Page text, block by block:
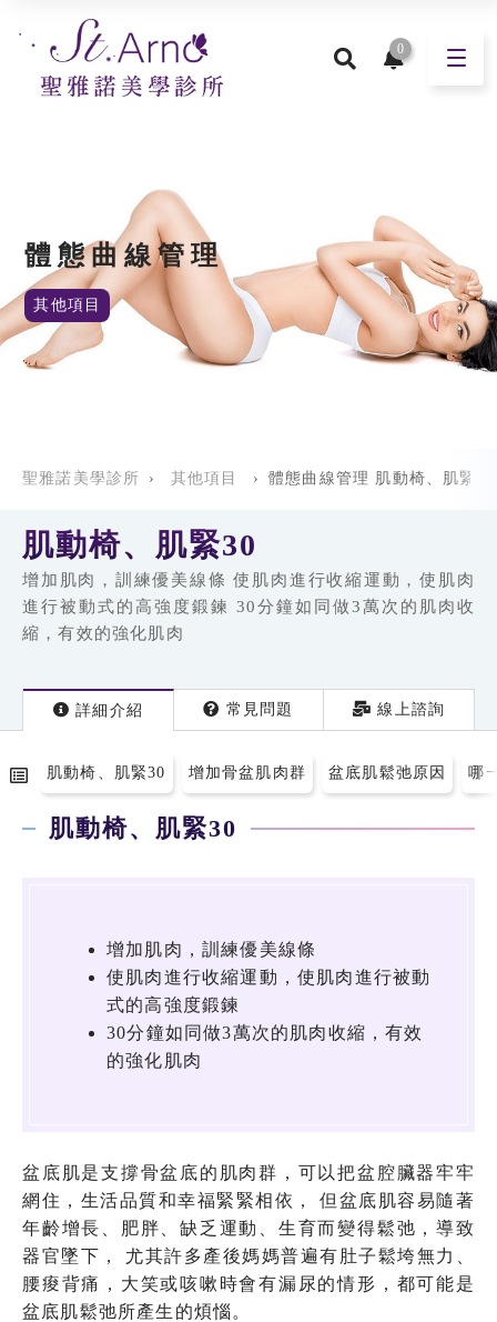
0
體態曲線管理
其他項目
聖雅諾美學診所 › 其他項目 › 體態曲線管理 肌動椅、肌緊30
肌動椅、肌緊30
增加肌肉，訓練優美線條 使肌肉進行收縮運動，使肌肉
進行被動式的高強度鍛鍊 30分鐘如同做3萬次的肌肉收
縮，有效的強化肌肉
詳細 介紹 常見問題 線上諮詢
肌動椅、肌緊30 增加骨盆肌肉群 盆底肌鬆弛原因 哪
肌動椅、肌緊30
增加肌肉，訓練優美線條
使肌肉進行收縮運動，使肌肉進行被動
式的高強度鍛鍊
30分鐘如同做3萬次的肌肉收縮，有效
的強化肌肉
盆底肌是支撐骨盆底的肌肉群，可以把盆腔臟器牢牢
網住，生活品質和幸福緊緊相依， 但盆底肌容易隨著
年齡增長、肥胖、缺乏運動、生育而變得鬆弛，導致
器官墜下， 尤其許多產後媽媽普遍有肚子鬆垮無力、
腰痠背痛，大笑或咳嗽時會有漏尿的情形，都可能是
盆底肌鬆弛所產生的煩惱。